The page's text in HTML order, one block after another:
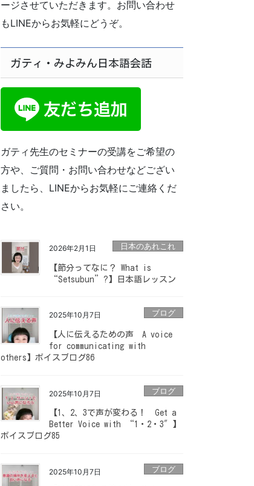
ージさせていただきます。お問い合わせ
もLINEからお気軽にどうぞ。
ガティ・みよみん日本語会話
ガティ先生のセミナーの受講をご希望の
方や、ご質問・お問い合わせなどござい
ましたら、LINEからお気軽にご連絡くだ
さい。
2026年2月1日 日本のあれこれ
【節分ってなに？ What is
“Setsubun”?】日本語レッスン
2025年10月7日 ブログ
【人に伝えるための声 A voice
for communicating with
others】ボイスブログ86
2025年10月7日 ブログ
【1、2、3で声が変わる！ Get a
Better Voice with “1・2・3″】
ボイスブログ85
2025年10月7日 ブログ